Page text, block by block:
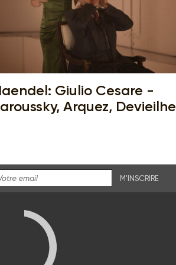
Giulio Cesare -
Arquez, Devieilhe
M'INSCRIRE